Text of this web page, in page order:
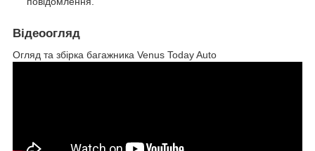
Відеоогляд
Огляд та збірка багажника Venus Today Auto